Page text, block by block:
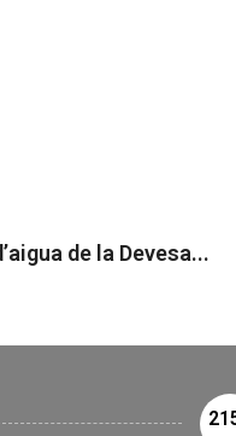
de la Devesa...